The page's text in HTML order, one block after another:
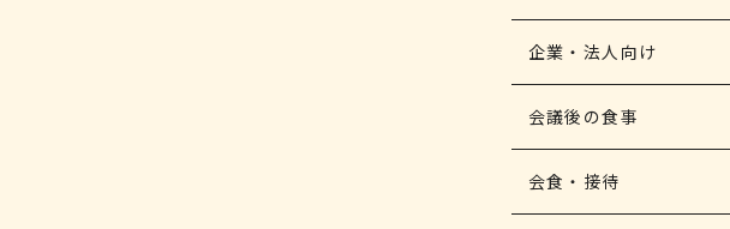
企業・法人向け
会議後の食事
会食・接待